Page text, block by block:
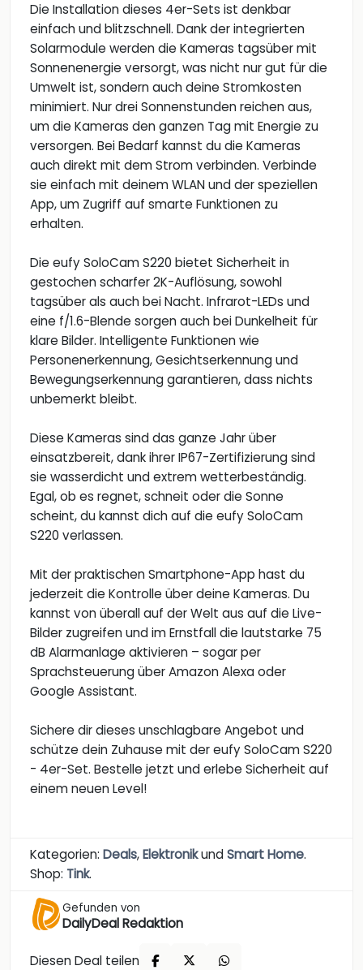
Die Installation dieses 4er-Sets ist denkbar
einfach und blitzschnell. Dank der integrierten
Solarmodule werden die Kameras tagsüber mit
Sonnenenergie versorgt, was nicht nur gut für die
Umwelt ist, sondern auch deine Stromkosten
minimiert. Nur drei Sonnenstunden reichen aus,
um die Kameras den ganzen Tag mit Energie zu
versorgen. Bei Bedarf kannst du die Kameras
auch direkt mit dem Strom verbinden. Verbinde
sie einfach mit deinem WLAN und der speziellen
App, um Zugriff auf smarte Funktionen zu
erhalten.
Die eufy SoloCam S220 bietet Sicherheit in
gestochen scharfer 2K-Auflösung, sowohl
tagsüber als auch bei Nacht. Infrarot-LEDs und
eine f/1.6-Blende sorgen auch bei Dunkelheit für
klare Bilder. Intelligente Funktionen wie
Personenerkennung, Gesichtserkennung und
Bewegungserkennung garantieren, dass nichts
unbemerkt bleibt.
Diese Kameras sind das ganze Jahr über
einsatzbereit, dank ihrer IP67-Zertifizierung sind
sie wasserdicht und extrem wetterbeständig.
Egal, ob es regnet, schneit oder die Sonne
scheint, du kannst dich auf die eufy SoloCam
S220 verlassen.
Mit der praktischen Smartphone-App hast du
jederzeit die Kontrolle über deine Kameras. Du
kannst von überall auf der Welt aus auf die Live-
Bilder zugreifen und im Ernstfall die lautstarke 75
dB Alarmanlage aktivieren – sogar per
Sprachsteuerung über Amazon Alexa oder
Google Assistant.
Sichere dir dieses unschlagbare Angebot und
schütze dein Zuhause mit der eufy SoloCam S220
- 4er-Set. Bestelle jetzt und erlebe Sicherheit auf
einem neuen Level!
Kategorien: Deals,ElektronikundSmart Home.
Shop: Tink.
Gefunden von
DailyDeal Redaktion
Diesen Deal teilen